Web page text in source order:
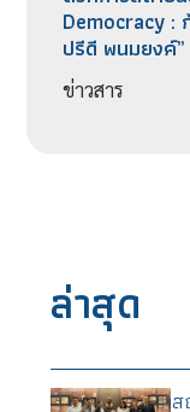
Democracy :
ปรีดี พนมยงค์”
ข่าวสาร
ล่าสุด
ส